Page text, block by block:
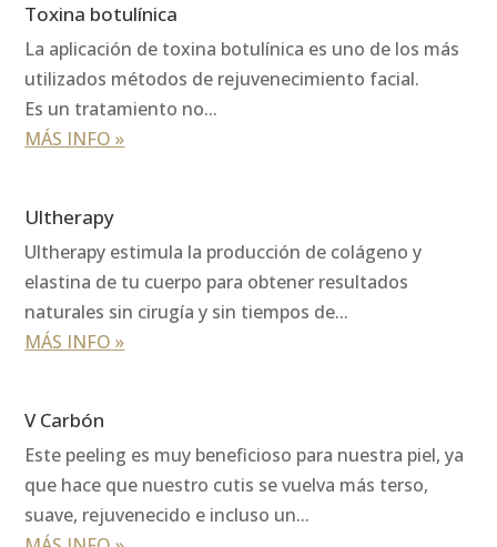
Toxina botulínica
La aplicación de toxina botulínica es uno de los más
utilizados métodos de rejuvenecimiento facial.
Es un tratamiento no...
MÁS INFO »
Ultherapy
Ultherapy estimula la producción de colágeno y
elastina de tu cuerpo para obtener resultados
naturales sin cirugía y sin tiempos de...
MÁS INFO »
V Carbón
Este peeling es muy beneficioso para nuestra piel, ya
que hace que nuestro cutis se vuelva más terso,
suave, rejuvenecido e incluso un...